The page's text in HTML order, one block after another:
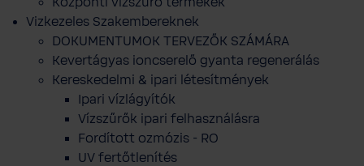
Vizkezeles Szakembereknek
DOKUMENTUMOK TERVEZŐK SZÁMÁRA
Kevertágyas ioncserelő gyanta regenerálás
Kereskedelmi & ipari létesítmények
Ipari vízlágyítók
Vízszűrők ipari felhasználásra
Fordított ozmózis - RO
UV fertőtlenítés